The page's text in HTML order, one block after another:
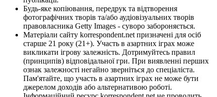
Будь-яке копіювання, передрук та відтворення
фотографічних творів та/або аудіовізуальних творів
правовласника Getty Images - суворо забороняється.
Матеріали сайту korrespondent.net призначені для осіб
старше 21 року (21+). Участь в азартних іграх може
викликати ігрову залежність. Дотримуйтесь правил
(принципів) відповідальної гри. При виявленні перших
ознак залежності негайно зверніться до спеціаліста.
Пам'ятайте, що участь в азартних іграх не може бути
джерелом доходів або альтернативою роботі.